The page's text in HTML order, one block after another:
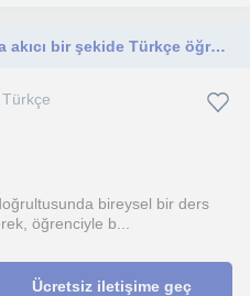
5’6’7’8. Sınıflara ve yabancılara akıcı bir şekide Türkçe öğretebilirim.
bireysel bir ders
öğrenciyle b...
Ücretsiz iletişime geç